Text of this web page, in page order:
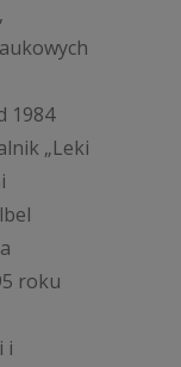
1984
„Leki
roku
i